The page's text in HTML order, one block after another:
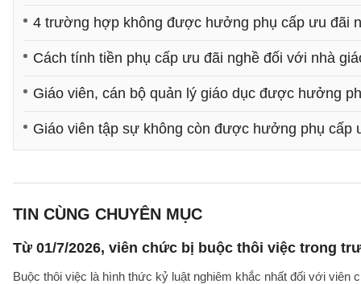
4 trường hợp không được hưởng phụ cấp ưu đãi
Cách tính tiền phụ cấp ưu đãi nghề đối với nhà
Giáo viên, cán bộ quản lý giáo dục được hưởng
Giáo viên tập sự không còn được hưởng phụ cấp
TIN CÙNG CHUYÊN MỤC
Từ 01/7/2026, viên chức bị buộc thôi việc trong
Buộc thôi việc là hình thức kỷ luật nghiêm khắc nhất đối với